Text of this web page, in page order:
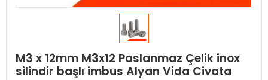
M3 x 12mm M3x12 Paslanmaz Çelik inox
silindir başlı imbus Alyan Vida Civata